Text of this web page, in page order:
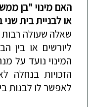
האם מינוי "בן
או לבניית בית
שאלה שעולה
ליורשים או בין
המינוי נועד על
הזכויות בנחלה
לאפשר לו לבנות